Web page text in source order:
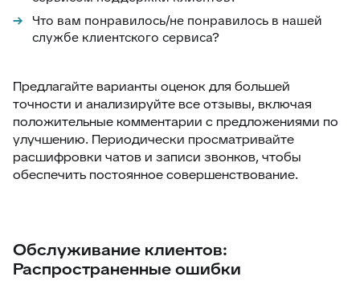
Что вам понравилось/не понравилось в нашей
службе клиентского сервиса?
Предлагайте варианты оценок для большей
точности и анализируйте все отзывы, включая
положительные комментарии с предложениями по
улучшению. Периодически просматривайте
расшифровки чатов и записи звонков, чтобы
обеспечить постоянное совершенствование.
Обслуживание клиентов:
Распространенные ошибки